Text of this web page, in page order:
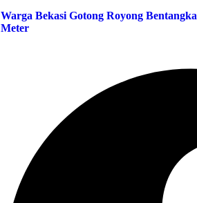
Warga Bekasi Gotong Royong
Meter